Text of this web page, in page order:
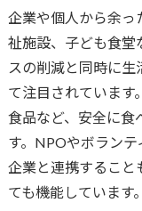
企業や個人から余っ
祉施設、子ども食堂
スの削減と同時に生
て注目されています
食品など、安全に食
す。NPOやボラン
企業と連携すること
ても機能しています。